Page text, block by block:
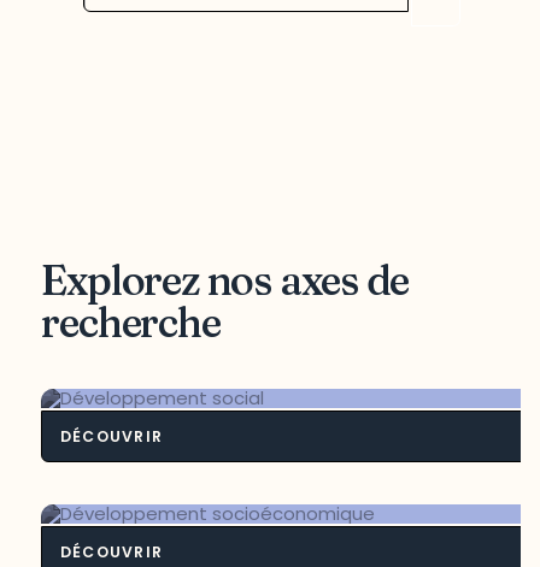
Explorez nos axes de
recherche
DÉCOUVRIR
DÉCOUVRIR